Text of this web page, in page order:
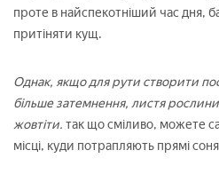
проте в найспекотніший час дня,
притіняти кущ.
Однак, якщо для рути створити
більше затемнення, листя рослини
жовтіти. так що сміливо, можете
місці, куди потрапляють прямі